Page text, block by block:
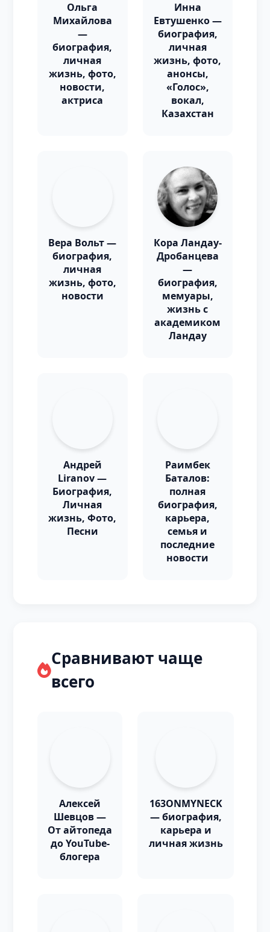
Ольга
Михайлова
—
биография,
личная
жизнь, фото,
новости,
актриса
Инна
Евтушенко —
биография,
личная
жизнь, фото,
анонсы,
«Голос»,
вокал,
Казахстан
Вера Вольт —
биография,
личная
жизнь, фото,
новости
Кора Ландау-
Дробанцева
—
биография,
мемуары,
жизнь с
академиком
Ландау
Андрей
Liranov —
Биография,
Личная
жизнь, Фото,
Песни
Раимбек
Баталов:
полная
биография,
карьера,
семья и
последние
новости
Сравнивают чаще
всего
Алексей
Шевцов —
От айтопеда
до YouTube-
блогера
163ONMYNECK
— биография,
карьера и
личная жизнь